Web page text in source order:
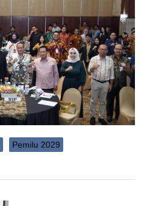
Pemilu 2029